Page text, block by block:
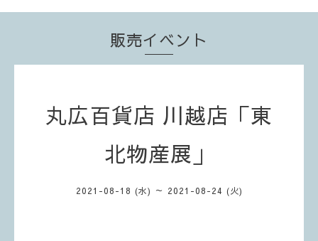
販売イベント
丸広百貨店 川越店「東
北物産展」
2021-08-18 (水) ～ 2021-08-24 (火)